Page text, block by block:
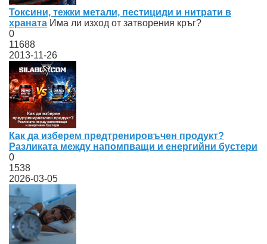
Токсини, тежки метали, пестициди и нитрати в
храната Има ли изход от затворения кръг?
0
11688
2013-11-26
Как да изберем предтренировъчен продукт?
Разликата между напомпващи и енергийни бустери
0
1538
2026-03-05